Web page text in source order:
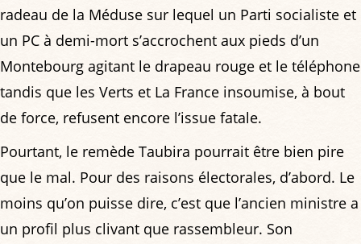
radeau de la Méduse sur lequel un Parti socialiste et
un PC à demi-mort s’accrochent aux pieds d’un
Montebourg agitant le drapeau rouge et le téléphone
tandis que les Verts et La France insoumise, à bout
de force, refusent encore l’issue fatale.
Pourtant, le remède Taubira pourrait être bien pire
que le mal. Pour des raisons électorales, d’abord. Le
moins qu’on puisse dire, c’est que l’ancien ministre a
un profil plus clivant que rassembleur. Son